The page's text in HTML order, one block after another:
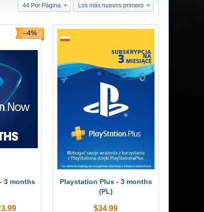
Los más nuevos primero
44 Por Página
–4%
3 months
Playstation Plus - 3 months
(PL)
$34.99